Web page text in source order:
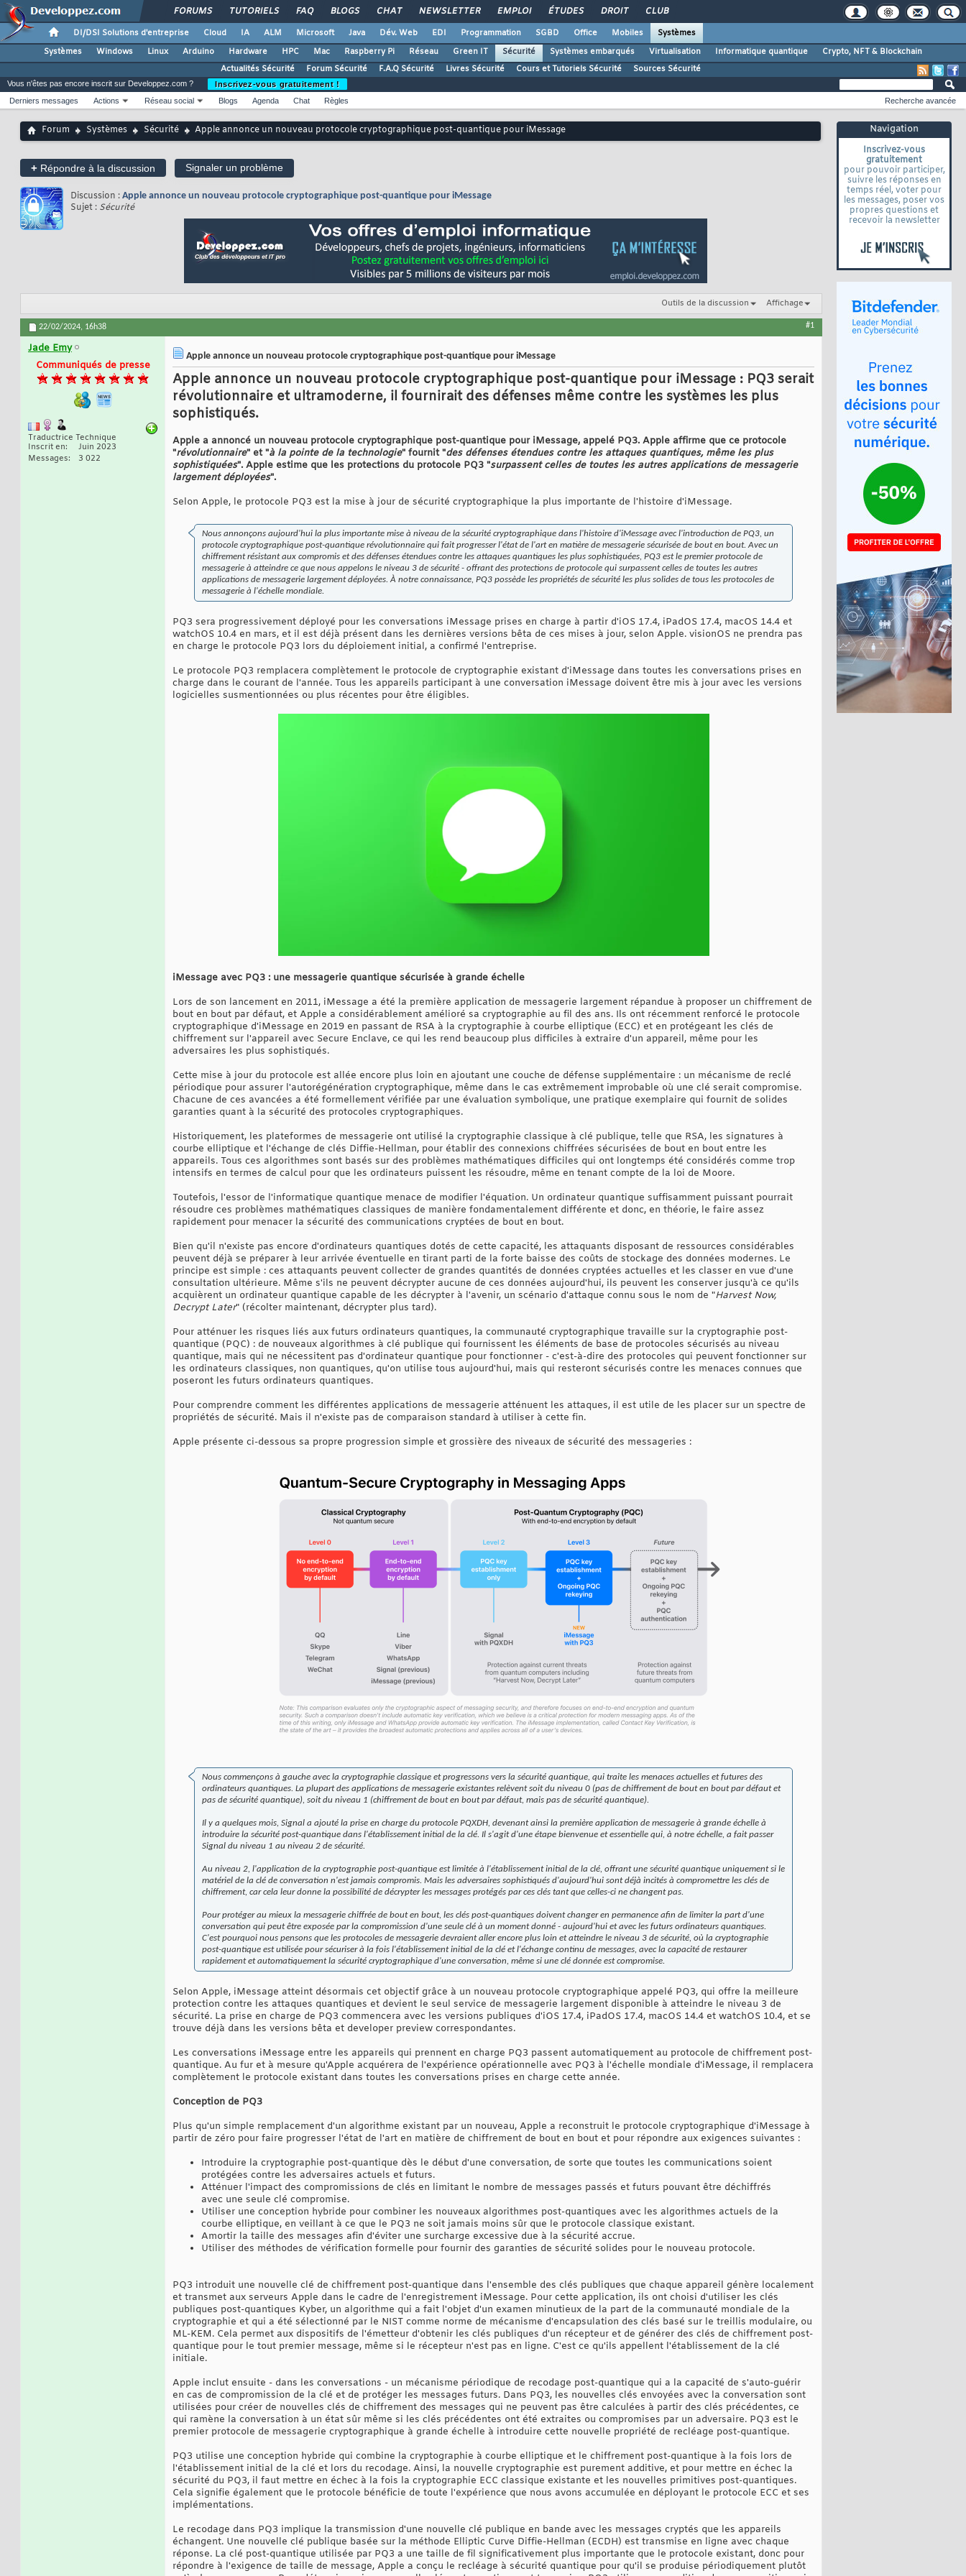
FORUMS TUTORIELS FAQ BLOGS CHAT NEWSLETTER EMPLOI ÉTUDES DROIT CLUB
DI/DSI Solutions d'entreprise Cloud IA ALM Microsoft Java Dév. Web EDI Programmation SGBD Office Mobiles
Systèmes
Systèmes
Windows Linux Arduino Hardware HPC Mac Raspberry Pi Réseau Green IT Sécurité Systèmes embarqués Virtualisation Informatique quantique
Crypto, NFT & Blockchain
Actualités Sécurité
Forum Sécurité F.A.Q Sécurité Livres Sécurité Cours et Tutoriels Sécurité Sources Sécurité
Navigation
Inscrivez-vous
gratuitement
pour pouvoir participer,
suivre les réponses en
temps réel, voter pour
les messages, poser vos
propres questions et
recevoir la newsletter
Vous n'êtes pas encore inscrit sur Developpez.com ?
Inscrivez-vous gratuitement !
Derniers messages
Actions Réseau social Blogs Agenda Chat Règles Recherche avancée
Forum Systèmes Sécurité Apple annonce un nouveau protocole cryptographique post-quantique pour iMessage
+ Répondre à la discussion Signaler un problème
Discussion : Apple annonce un nouveau protocole cryptographique post-quantique pour iMessage
Sujet : Sécurité
Outils de la discussion Affichage
22/02/2024, 16h38 #1
Jade Emy
Communiqués de presse
Traductrice Technique
Inscrit en
Juin 2023
Messages
3 022
Apple annonce un nouveau protocole cryptographique post-quantique pour iMessage
Apple annonce un nouveau protocole cryptographique post-quantique pour iMessage : PQ3 serait
révolutionnaire et ultramoderne, il fournirait des défenses même contre les systèmes les plus
sophistiqués.
Apple a annoncé un nouveau protocole cryptographique post-quantique pour iMessage, appelé PQ3. Apple affirme que ce protocole
"révolutionnaire" et "à la pointe de la technologie" fournit "des défenses étendues contre les attaques quantiques, même les plus
sophistiquées". Apple estime que les protections du protocole PQ3 "surpassent celles de toutes les autres applications de messagerie
largement déployées".
Selon Apple, le protocole PQ3 est la mise à jour de sécurité cryptographique la plus importante de l'histoire d'iMessage.
Nous annonçons aujourd'hui la plus importante mise à niveau de la sécurité cryptographique dans l'histoire d'iMessage avec l'introduction de PQ3, un
protocole cryptographique post-quantique révolutionnaire qui fait progresser l'état de l'art en matière de messagerie sécurisée de bout en bout. Avec un
chiffrement résistant aux compromis et des défenses étendues contre les attaques quantiques les plus sophistiquées, PQ3 est le premier protocole de
messagerie à atteindre ce que nous appelons le niveau 3 de sécurité - offrant des protections de protocole qui surpassent celles de toutes les autres
applications de messagerie largement déployées. À notre connaissance, PQ3 possède les propriétés de sécurité les plus solides de tous les protocoles de
messagerie à l'échelle mondiale.
PQ3 sera progressivement déployé pour les conversations iMessage prises en charge à partir d'iOS 17.4, iPadOS 17.4, macOS 14.4 et
watchOS 10.4 en mars, et il est déjà présent dans les dernières versions bêta de ces mises à jour, selon Apple. visionOS ne prendra pas
en charge le protocole PQ3 lors du déploiement initial, a confirmé l'entreprise.
Le protocole PQ3 remplacera complètement le protocole de cryptographie existant d'iMessage dans toutes les conversations prises en
charge dans le courant de l'année. Tous les appareils participant à une conversation iMessage doivent être mis à jour avec les versions
logicielles susmentionnées ou plus récentes pour être éligibles.
iMessage avec PQ3 : une messagerie quantique sécurisée à grande échelle
Lors de son lancement en 2011, iMessage a été la première application de messagerie largement répandue à proposer un chiffrement de
bout en bout par défaut, et Apple a considérablement amélioré sa cryptographie au fil des ans. Ils ont récemment renforcé le protocole
cryptographique d'iMessage en 2019 en passant de RSA à la cryptographie à courbe elliptique (ECC) et en protégeant les clés de
chiffrement sur l'appareil avec Secure Enclave, ce qui les rend beaucoup plus difficiles à extraire d'un appareil, même pour les
adversaires les plus sophistiqués.
Cette mise à jour du protocole est allée encore plus loin en ajoutant une couche de défense supplémentaire : un mécanisme de reclé
périodique pour assurer l'autorégénération cryptographique, même dans le cas extrêmement improbable où une clé serait compromise.
Chacune de ces avancées a été formellement vérifiée par une évaluation symbolique, une pratique exemplaire qui fournit de solides
garanties quant à la sécurité des protocoles cryptographiques.
Historiquement, les plateformes de messagerie ont utilisé la cryptographie classique à clé publique, telle que RSA, les signatures à
courbe elliptique et l'échange de clés Diffie-Hellman, pour établir des connexions chiffrées sécurisées de bout en bout entre les
appareils. Tous ces algorithmes sont basés sur des problèmes mathématiques difficiles qui ont longtemps été considérés comme trop
intensifs en termes de calcul pour que les ordinateurs puissent les résoudre, même en tenant compte de la loi de Moore.
Toutefois, l'essor de l'informatique quantique menace de modifier l'équation. Un ordinateur quantique suffisamment puissant pourrait
résoudre ces problèmes mathématiques classiques de manière fondamentalement différente et donc, en théorie, le faire assez
rapidement pour menacer la sécurité des communications cryptées de bout en bout.
Bien qu'il n'existe pas encore d'ordinateurs quantiques dotés de cette capacité, les attaquants disposant de ressources considérables
peuvent déjà se préparer à leur arrivée éventuelle en tirant parti de la forte baisse des coûts de stockage des données modernes. Le
principe est simple : ces attaquants peuvent collecter de grandes quantités de données cryptées actuelles et les classer en vue d'une
consultation ultérieure. Même s'ils ne peuvent décrypter aucune de ces données aujourd'hui, ils peuvent les conserver jusqu'à ce qu'ils
acquièrent un ordinateur quantique capable de les décrypter à l'avenir, un scénario d'attaque connu sous le nom de "Harvest Now,
Decrypt Later" (récolter maintenant, décrypter plus tard).
Pour atténuer les risques liés aux futurs ordinateurs quantiques, la communauté cryptographique travaille sur la cryptographie post-
quantique (PQC) : de nouveaux algorithmes à clé publique qui fournissent les éléments de base de protocoles sécurisés au niveau
quantique, mais qui ne nécessitent pas d'ordinateur quantique pour fonctionner - c'est-à-dire des protocoles qui peuvent fonctionner sur
les ordinateurs classiques, non quantiques, qu'on utilise tous aujourd'hui, mais qui resteront sécurisés contre les menaces connues que
poseront les futurs ordinateurs quantiques.
Pour comprendre comment les différentes applications de messagerie atténuent les attaques, il est utile de les placer sur un spectre de
propriétés de sécurité. Mais il n'existe pas de comparaison standard à utiliser à cette fin.
Apple présente ci-dessous sa propre progression simple et grossière des niveaux de sécurité des messageries :
Nous commençons à gauche avec la cryptographie classique et progressons vers la sécurité quantique, qui traite les menaces actuelles et futures des
ordinateurs quantiques. La plupart des applications de messagerie existantes relèvent soit du niveau 0 (pas de chiffrement de bout en bout par défaut et
pas de sécurité quantique), soit du niveau 1 (chiffrement de bout en bout par défaut, mais pas de sécurité quantique).
Il y a quelques mois, Signal a ajouté la prise en charge du protocole PQXDH, devenant ainsi la première application de messagerie à grande échelle à
introduire la sécurité post-quantique dans l'établissement initial de la clé. Il s'agit d'une étape bienvenue et essentielle qui, à notre échelle, a fait passer
Signal du niveau 1 au niveau 2 de sécurité.
Au niveau 2, l'application de la cryptographie post-quantique est limitée à l'établissement initial de la clé, offrant une sécurité quantique uniquement si le
matériel de la clé de conversation n'est jamais compromis. Mais les adversaires sophistiqués d'aujourd'hui sont déjà incités à compromettre les clés de
chiffrement, car cela leur donne la possibilité de décrypter les messages protégés par ces clés tant que celles-ci ne changent pas.
Pour protéger au mieux la messagerie chiffrée de bout en bout, les clés post-quantiques doivent changer en permanence afin de limiter la part d'une
conversation qui peut être exposée par la compromission d'une seule clé à un moment donné - aujourd'hui et avec les futurs ordinateurs quantiques.
C'est pourquoi nous pensons que les protocoles de messagerie devraient aller encore plus loin et atteindre le niveau 3 de sécurité, où la cryptographie
post-quantique est utilisée pour sécuriser à la fois l'établissement initial de la clé et l'échange continu de messages, avec la capacité de restaurer
rapidement et automatiquement la sécurité cryptographique d'une conversation, même si une clé donnée est compromise.
Selon Apple, iMessage atteint désormais cet objectif grâce à un nouveau protocole cryptographique appelé PQ3, qui offre la meilleure
protection contre les attaques quantiques et devient le seul service de messagerie largement disponible à atteindre le niveau 3 de
sécurité. La prise en charge de PQ3 commencera avec les versions publiques d'iOS 17.4, iPadOS 17.4, macOS 14.4 et watchOS 10.4, et se
trouve déjà dans les versions bêta et developer preview correspondantes.
Les conversations iMessage entre les appareils qui prennent en charge PQ3 passent automatiquement au protocole de chiffrement post-
quantique. Au fur et à mesure qu'Apple acquérera de l'expérience opérationnelle avec PQ3 à l'échelle mondiale d'iMessage, il remplacera
complètement le protocole existant dans toutes les conversations prises en charge cette année.
Conception de PQ3
Plus qu'un simple remplacement d'un algorithme existant par un nouveau, Apple a reconstruit le protocole cryptographique d'iMessage à
partir de zéro pour faire progresser l'état de l'art en matière de chiffrement de bout en bout et pour répondre aux exigences suivantes :
Introduire la cryptographie post-quantique dès le début d'une conversation, de sorte que toutes les communications soient
protégées contre les adversaires actuels et futurs.
Atténuer l'impact des compromissions de clés en limitant le nombre de messages passés et futurs pouvant être déchiffrés
avec une seule clé compromise.
Utiliser une conception hybride pour combiner les nouveaux algorithmes post-quantiques avec les algorithmes actuels de la
courbe elliptique, en veillant à ce que le PQ3 ne soit jamais moins sûr que le protocole classique existant.
Amortir la taille des messages afin d'éviter une surcharge excessive due à la sécurité accrue.
Utiliser des méthodes de vérification formelle pour fournir des garanties de sécurité solides pour le nouveau protocole.
PQ3 introduit une nouvelle clé de chiffrement post-quantique dans l'ensemble des clés publiques que chaque appareil génère localement
et transmet aux serveurs Apple dans le cadre de l'enregistrement iMessage. Pour cette application, ils ont choisi d'utiliser les clés
publiques post-quantiques Kyber, un algorithme qui a fait l'objet d'un examen minutieux de la part de la communauté mondiale de la
cryptographie et qui a été sélectionné par le NIST comme norme de mécanisme d'encapsulation des clés basé sur le treillis modulaire, ou
ML-KEM. Cela permet aux dispositifs de l'émetteur d'obtenir les clés publiques d'un récepteur et de générer des clés de chiffrement post-
quantique pour le tout premier message, même si le récepteur n'est pas en ligne. C'est ce qu'ils appellent l'établissement de la clé
initiale.
Apple inclut ensuite - dans les conversations - un mécanisme périodique de recodage post-quantique qui a la capacité de s'auto-guérir
en cas de compromission de la clé et de protéger les messages futurs. Dans PQ3, les nouvelles clés envoyées avec la conversation sont
utilisées pour créer de nouvelles clés de chiffrement des messages qui ne peuvent pas être calculées à partir des clés précédentes, ce
qui ramène la conversation à un état sûr même si les clés précédentes ont été extraites ou compromises par un adversaire. PQ3 est le
premier protocole de messagerie cryptographique à grande échelle à introduire cette nouvelle propriété de recléage post-quantique.
PQ3 utilise une conception hybride qui combine la cryptographie à courbe elliptique et le chiffrement post-quantique à la fois lors de
l'établissement initial de la clé et lors du recodage. Ainsi, la nouvelle cryptographie est purement additive, et pour mettre en échec la
sécurité du PQ3, il faut mettre en échec à la fois la cryptographie ECC classique existante et les nouvelles primitives post-quantiques.
Cela signifie également que le protocole bénéficie de toute l'expérience que nous avons accumulée en déployant le protocole ECC et ses
implémentations.
Le recodage dans PQ3 implique la transmission d'une nouvelle clé publique en bande avec les messages cryptés que les appareils
échangent. Une nouvelle clé publique basée sur la méthode Elliptic Curve Diffie-Hellman (ECDH) est transmise en ligne avec chaque
réponse. La clé post-quantique utilisée par PQ3 a une taille de fil significativement plus importante que le protocole existant, donc pour
répondre à l'exigence de taille de message, Apple a conçu le recléage à sécurité quantique pour qu'il se produise périodiquement plutôt